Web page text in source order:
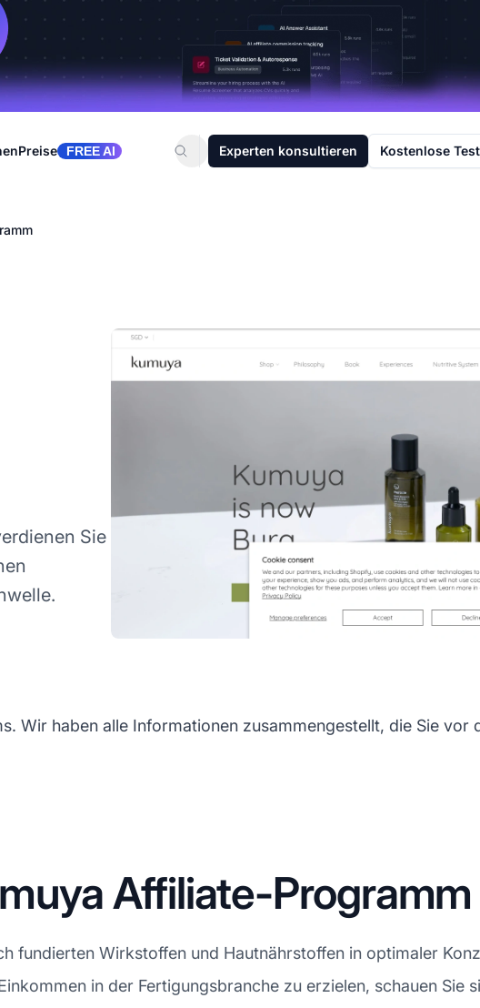
Preise FREE AI Experten konsultieren Kostenlose
Sie
Wir haben alle Informationen zusammengestellt, die Sie vor
Affiliate-Programm
fundierten Wirkstoffen und Hautnährstoffen in optimaler
in der Fertigungsbranche zu erzielen, schauen Sie